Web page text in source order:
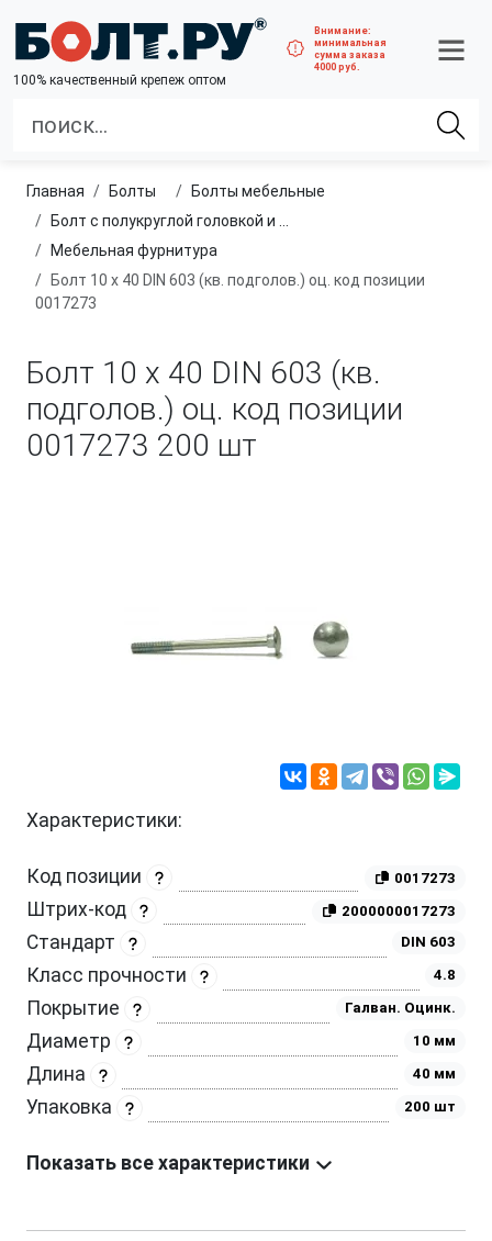
100% качественный крепеж оптом
Внимание:
минимальная
сумма заказа
4000 руб.
Главная болты
болты мебельные
Болт с полукруглой головкой и квадратным подголовником
Мебельная фурнитура
Болт 10 х 40 DIN 603 (кв. подголов.) оц. код позиции
0017273
Болт 10 х 40 DIN 603 (кв.
подголов.) оц. код позиции
0017273 200 шт
Характеристики:
Код позиции 0017273
Штрих-код 2000000017273
Стандарт DIN 603
Класс прочности 4.8
Покрытие Галван. Оцинк.
Диаметр 10 мм
Длина 40 мм
Упаковка 200 шт
Показать все характеристики